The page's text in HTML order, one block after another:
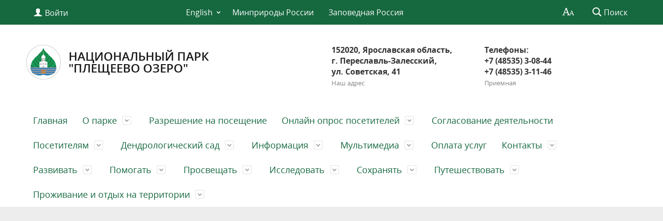
Войти English Минприроды России Заповедная Россия Поиск
НАЦИОНАЛЬНЫЙ ПАРК
"ПЛЕЩЕЕВО ОЗЕРО"
152020, Ярославская область,
г. Переславль-Залесский,
ул. Советская, 41
Наш адрес
Телефоны:
+7 (48535) 3-08-44
+7 (48535) 3-11-46
Приемная
Главная О парке Разрешение на посещение Онлайн опрос посетителей Согласование деятельности
Посетителям Дендрологический сад Информация Мультимедиа Оплата услуг Контакты
Развивать Помогать Просвещать Исследовать Сохранять Путешествовать
Проживание и отдых на территории